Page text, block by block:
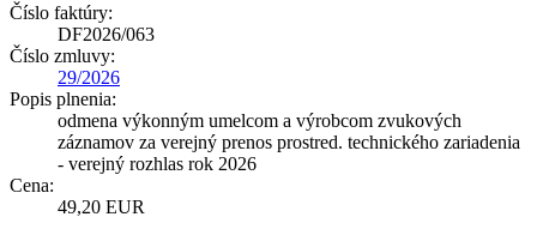
Číslo faktúry:
DF2026/063
Číslo zmluvy:
29/2026
Popis plnenia:
odmena výkonným umelcom a výrobcom zvukových
záznamov za verejný prenos prostred. technického zariadenia
- verejný rozhlas rok 2026
Cena:
49,20 EUR